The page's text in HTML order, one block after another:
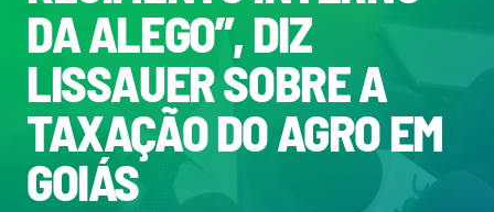
Quem Sou
Imprensa
Contatos
DA ALEGO”, DIZ
LISSAUER SOBRE A
TAXAÇÃO DO AGRO EM
GOIÁS